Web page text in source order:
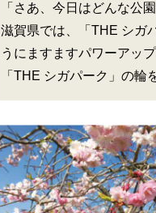
「さあ、今日はどんな公
滋賀県では、「THE シガ
うにますますパワーアッ
「THE シガパーク」の輪